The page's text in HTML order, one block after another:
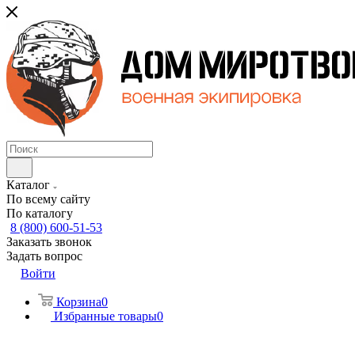
Каталог
По всему сайту
По каталогу
8 (800) 600-51-53
Заказать звонок
Задать вопрос
Войти
Корзина0
Избранные товары0